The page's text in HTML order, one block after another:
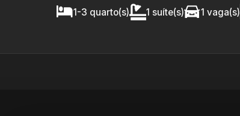
1-3 quarto(s) 1 suíte(s) 1 vaga(s)